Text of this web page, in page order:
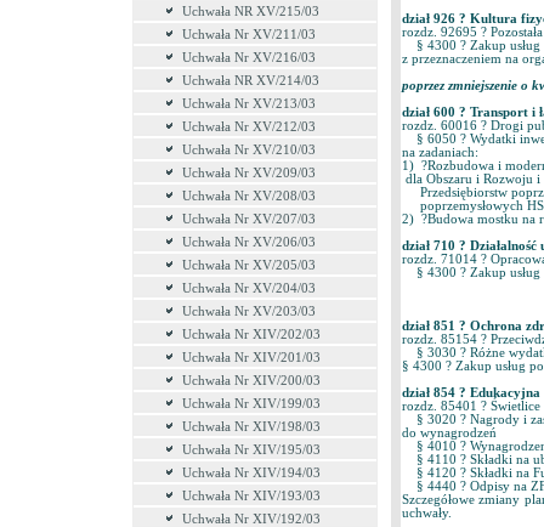
Uchwała NR XV/215/03
Uchwała Nr XV/211/03
Uchwała Nr XV/216/03
Uchwała NR XV/214/03
Uchwała Nr XV/213/03
Uchwała Nr XV/212/03
Uchwała Nr XV/210/03
Uchwała Nr XV/209/03
Uchwała Nr XV/208/03
Uchwała Nr XV/207/03
Uchwała Nr XV/206/03
Uchwała Nr XV/205/03
Uchwała Nr XV/204/03
Uchwała Nr XV/203/03
Uchwała Nr XIV/202/03
Uchwała Nr XIV/201/03
Uchwała Nr XIV/200/03
Uchwała Nr XIV/199/03
Uchwała Nr XIV/198/03
Uchwała Nr XIV/195/03
Uchwała Nr XIV/194/03
Uchwała Nr XIV/193/03
Uchwała Nr XIV/192/03
dział 926 ?
rozdz. 92695 ?
§ 4300 ? Zakup
z przeznaczeniem na
poprzez zmniejszenie o
dział 600 ?
rozdz. 60016 ? Drogi
§ 6050 ? Wydatki
na zadaniach:
1) ?Rozbudowa i
dla Obszaru i Rozwoju i
Przedsiębiorstw
poprzemysłowych
2) ?Budowa mostku
dział 710 ?
rozdz. 71014 ?
§ 4300 ? Zakup
dział 851 ? Ochrona
rozdz. 85154 ?
§ 3030 ? Różne
§ 4300 ? Zakup
dział 854 ?
rozdz. 85401 ?
§ 3020 ? Nagrody i
do wynagrodzeń
§ 4010 ?
§ 4110 ? Składki na
§ 4120 ? Składki
§ 4440 ? Odpisy na
Szczegółowe zmiany
uchwały.